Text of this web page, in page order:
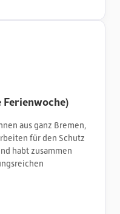
aus ganz Bremen,
für den Schutz
habt zusammen